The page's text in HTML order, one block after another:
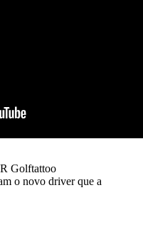
Golftattoo
o novo driver que a